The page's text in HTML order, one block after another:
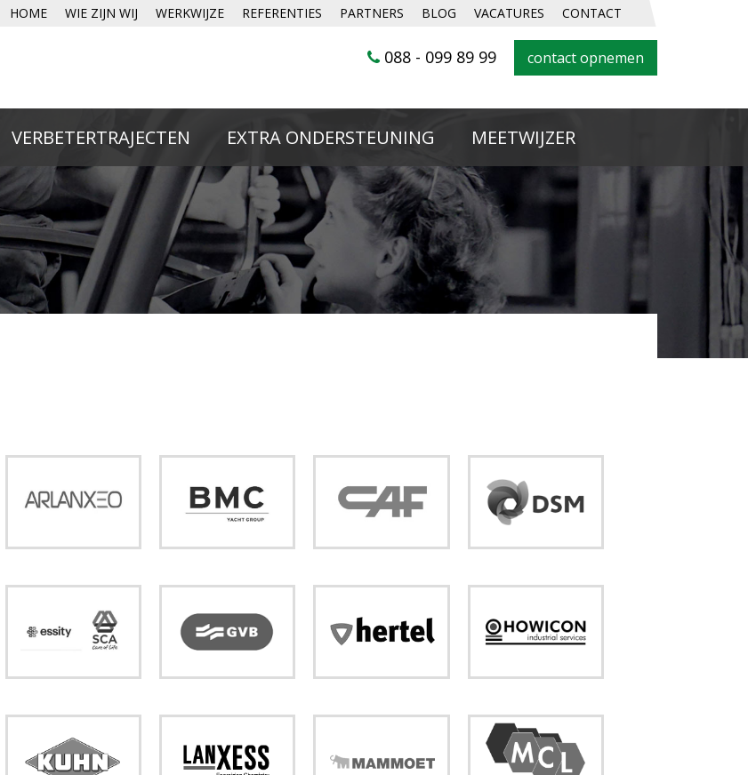
HOME WIE ZIJN WIJ WERKWIJZE REFERENTIES PARTNERS BLOG VACATURES CONTACT
088 - 099 89 99 contact opnemen
VERBETERTRAJECTEN EXTRA ONDERSTEUNING MEETWIJZER